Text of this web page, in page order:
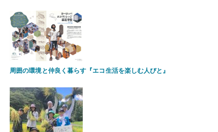
周囲の環境と仲良く暮らす『エコ生活を楽しむ人びと』